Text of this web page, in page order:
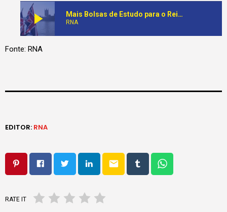
play_arrow Mais Bolsas de Estudo para o Reino Unido em 2023. Embaixada esclarece modalidades aos jovens em Cabinda
RNA
Fonte: RNA
EDITOR: RNA
email
RATE IT